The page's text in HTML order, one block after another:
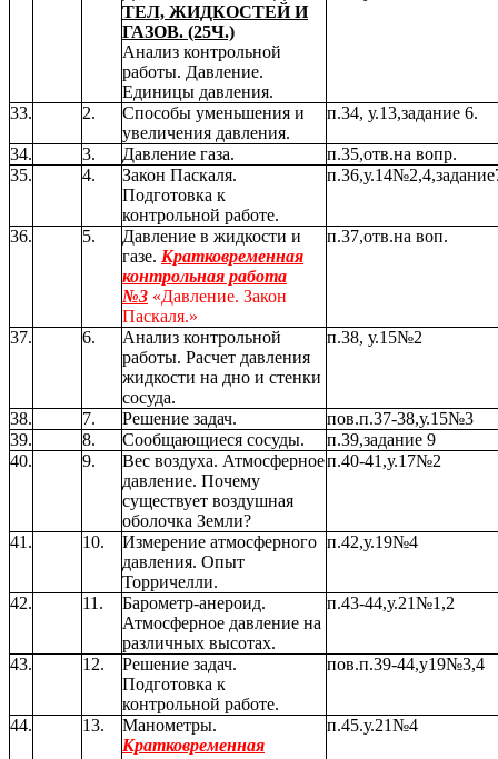
ТЕЛ, ЖИДКОСТЕЙ И
ГАЗОВ. (25Ч.)
Анализ контрольной
работы. Давление.
Единицы давления.
33. 2.
Способы уменьшения и
увеличения давления.
п.34, у.13,задание 6.
34. 3. Давление газа.
п.35,отв.на вопр.
35.
4.
Закон Паскаля.
Подготовка к
контрольной работе.
36. 5.
Давление в жидкости и
газе. Кратковременная
контрольная работа
№3 «Давление. Закон
Паскаля.»
п.37,отв.на воп.
37. 6.
Анализ контрольной
работы. Расчет давления
жидкости на дно и стенки
сосуда.
п.38, у.15№2
38. 7. Решение задач.
пов.п.37-38,у.15№3
39.
8. Сообщающиеся сосуды.
п.39,задание 9
40.
9.
Вес воздуха. Атмосферное
давление. Почему
существует воздушная
оболочка Земли?
п.40-41,у.17№2
41. 10.
Измерение атмосферного
давления. Опыт
Торричелли.
п.42,у.19№4
42. 11.
Барометр-анероид.
Атмосферное давление на
различных высотах.
п.43-44,у.21№1,2
43. 12.
Решение задач.
Подготовка к
контрольной работе.
пов.п.39-44,у19№3,4
44. 13.
Манометры.
Кратковременная
п.45.у.21№4